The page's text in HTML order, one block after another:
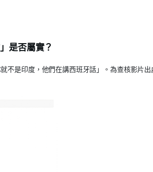
是否屬實？
不是印度，他們在講西班牙話」。為查核影片出